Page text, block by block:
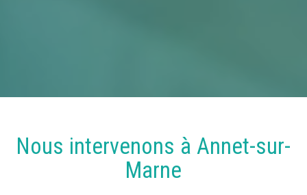
Nous intervenons à Annet-sur-
Marne